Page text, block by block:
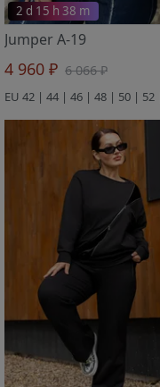
2 d 15 h 38 m
Jumper A-19
4 960 ₽ 6 066 ₽
EU 42 | 44 | 46 | 48 | 50 | 52